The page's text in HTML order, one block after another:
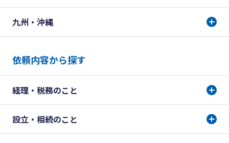
九州・沖縄
依頼内容から探す
経理・税務のこと
設立・相続のこと